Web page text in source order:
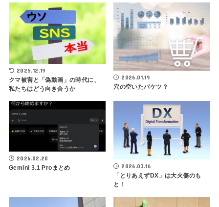
2025.12.19
クマ被害と「偽動画」の時代に、
私たちはどう向き合うか
2026.01.19
穴の空いたバケツ？
2026.02.20
Gemini 3.1 Proまとめ 2026.03.16
「とりあえずDX」は大火傷のも
と！